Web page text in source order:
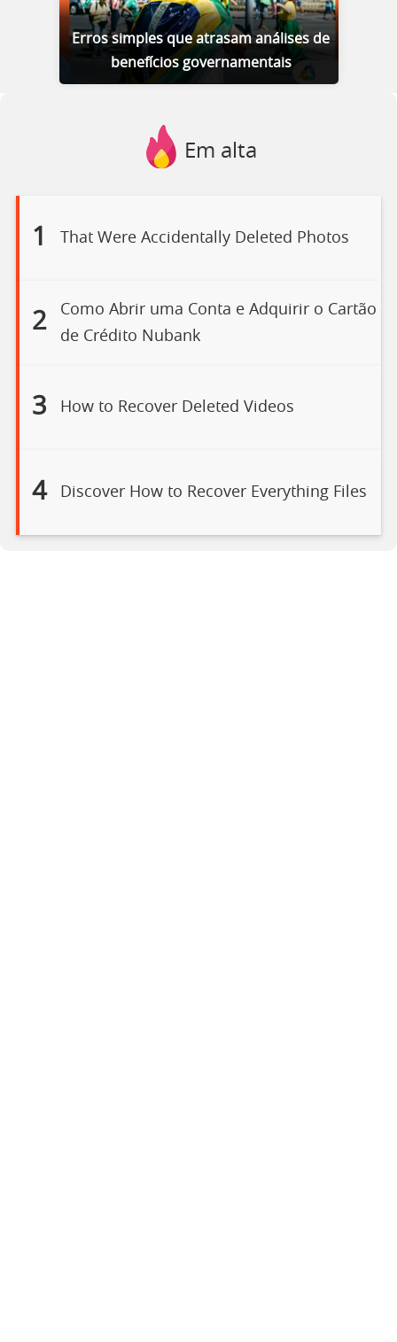
Erros simples que atrasam análises de
benefícios governamentais
Em alta
1 That Were Accidentally Deleted Photos
2
Como Abrir uma Conta e Adquirir o Cartão
de Crédito Nubank
3 How to Recover Deleted Videos
4 Discover How to Recover Everything Files